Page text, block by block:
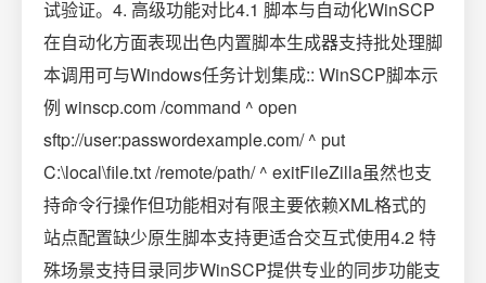
试验证。4. 高级功能对比4.1 脚本与自动化WinSCP
在自动化方面表现出色内置脚本生成器支持批处理脚
本调用可与Windows任务计划集成:: WinSCP脚本示
例 winscp.com /command ^ open
sftp://user:passwordexample.com/ ^ put
C:\local\file.txt /remote/path/ ^ exitFileZilla虽然也支
持命令行操作但功能相对有限主要依赖XML格式的
站点配置缺少原生脚本支持更适合交互式使用4.2 特
殊场景支持目录同步WinSCP提供专业的同步功能支